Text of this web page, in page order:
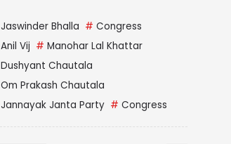
Jaswinder Bhalla # Congress
Anil Vij # Manohar Lal Khattar
Dushyant Chautala
Om Prakash Chautala
Jannayak Janta Party # Congress